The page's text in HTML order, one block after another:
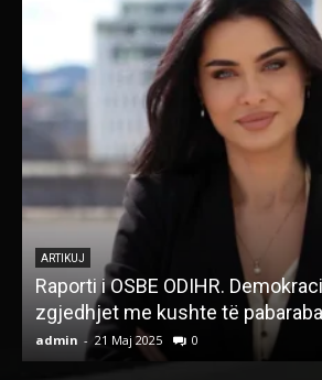
ARTIKUJ
Raporti i OSBE ODIHR.
zgjedhjet me kushte të
admin - 21 Maj 2025 0